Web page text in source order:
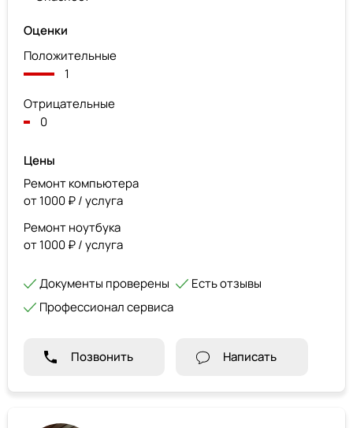
Оценки
Положительные
1
Отрицательные
0
Цены
Ремонт компьютера
от 1000 ₽ / услуга
Ремонт ноутбука
от 1000 ₽ / услуга
Документы проверены
Есть отзывы
Профессионал сервиса
Позвонить Написать